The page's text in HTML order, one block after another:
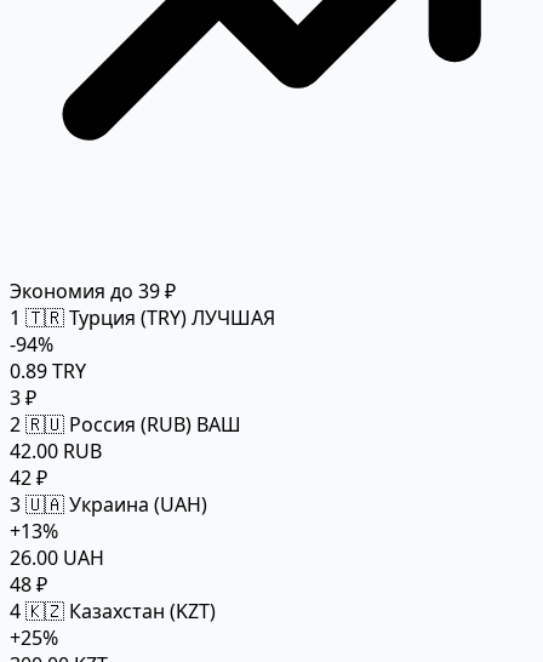
Экономия до 39 ₽
1 🇹🇷 Турция (TRY)ЛУЧШАЯ
-94%
0.89 TRY
3 ₽
2🇷🇺 Россия (RUB) ВАШ
42.00 RUB
42 ₽
3🇺🇦 Украина (UAH)
+13%
26.00 UAH
48 ₽
4🇰🇿 Казахстан (KZT)
+25%